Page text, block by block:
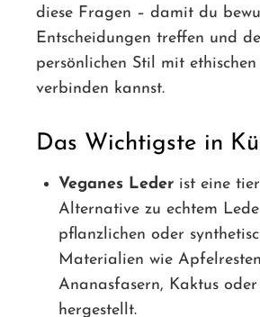
diese Fragen – damit du
Entscheidungen treffen und
persönlichen Stil mit ethischen
verbinden kannst.
Das Wichtigste in
Veganes Leder ist eine
Alternative zu echtem
pflanzlichen oder
Materialien wie
Ananasfasern, Kaktus
hergestellt.